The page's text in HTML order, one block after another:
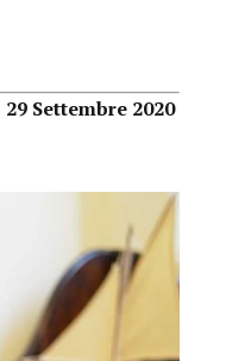
29 Settembre 2020